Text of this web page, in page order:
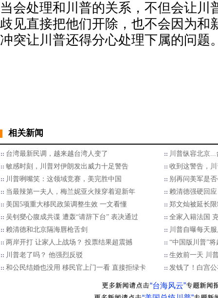
当会处理和川普的关系，不但会让川
歧见直接把他们开除，也不会因为和
冲突让川普还得分心处理下属的问题
相关新闻
台湾最新民调，越来越台湾人变了
川普纵容北京
敏感时刻，川普对伊朗发出威力十足警告
收到这警告，
川普咧嘴笑：这领域竞赛，美完胜中国
别再问美军是
当最辣第一夫人，梅兰妮亚火辣穿着迎新年
赖清德强硬回
美国5项重大移民政策调整生效 一文看懂
郑文灿被延长
吴钊燮心腹成共谍 遭轰“请辞下台” 表决通过
全家入籍法国
赖清德和北京隔海唇枪舌剑
川普自曝每天
两岸开打 让家人上战场？ 投票结果超震撼
“中国版川普”
川普老了吗？ 他强烈反驳
生效前一天 川
和公民结婚也没用 移民官上门一看 直接拒绿卡
发钱了！白宫
“台海风云”